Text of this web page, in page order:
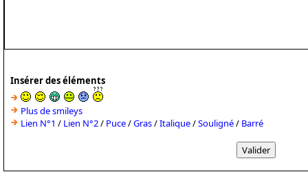
Insérer des éléments
Plus de smileys
Lien N°1 / Lien N°2/ Puce/Gras/Italique/Souligné/ Barré